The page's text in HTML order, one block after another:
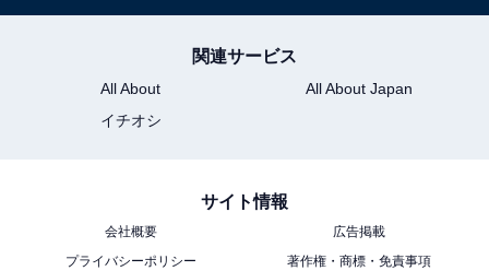
仮面ライダーを演じてほしい俳優3選！ 新田真剣佑、木
村拓哉、あと1人は？
関連サービス
All About
All About Japan
イチオシ
サイト情報
会社概要
広告掲載
プライバシーポリシー
著作権・商標・免責事項